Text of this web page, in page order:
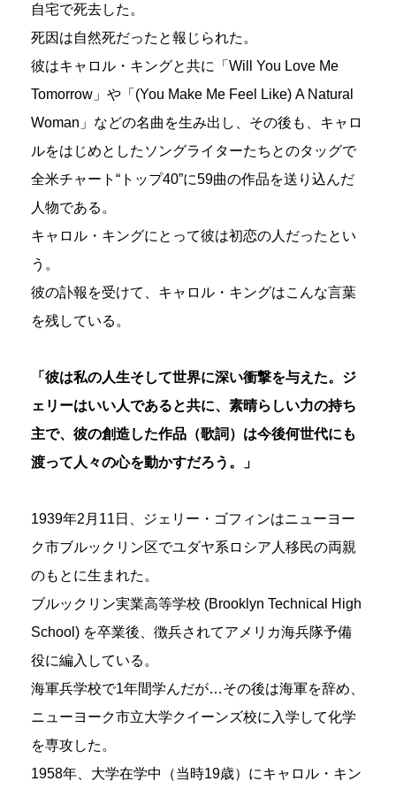
自宅で死去した。
死因は自然死だったと報じられた。
彼はキャロル・キングと共に「Will You Love Me
Tomorrow」や「(You Make Me Feel Like) A Natural
Woman」などの名曲を生み出し、その後も、キャロ
ルをはじめとしたソングライターたちとのタッグで
全米チャート“トップ40”に59曲の作品を送り込んだ
人物である。
キャロル・キングにとって彼は初恋の人だったとい
う。
彼の訃報を受けて、キャロル・キングはこんな言葉
を残している。
「彼は私の人生そして世界に深い衝撃を与えた。ジ
ェリーはいい人であると共に、素晴らしい力の持ち
主で、彼の創造した作品（歌詞）は今後何世代にも
渡って人々の心を動かすだろう。」
1939年2月11日、ジェリー・ゴフィンはニューヨー
ク市ブルックリン区でユダヤ系ロシア人移民の両親
のもとに生まれた。
ブルックリン実業高等学校 (Brooklyn Technical High
School) を卒業後、徴兵されてアメリカ海兵隊予備
役に編入している。
海軍兵学校で1年間学んだが…その後は海軍を辞め、
ニューヨーク市立大学クイーンズ校に入学して化学
を専攻した。
1958年、大学在学中（当時19歳）にキャロル・キン